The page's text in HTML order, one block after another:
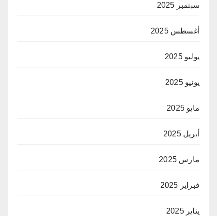
سبتمبر 2025
أغسطس 2025
يوليو 2025
يونيو 2025
مايو 2025
أبريل 2025
مارس 2025
فبراير 2025
يناير 2025